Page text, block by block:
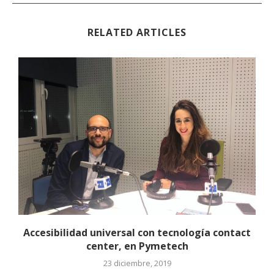
RELATED ARTICLES
Accesibilidad universal con tecnología contact
center, en Pymetech
23 diciembre, 2019